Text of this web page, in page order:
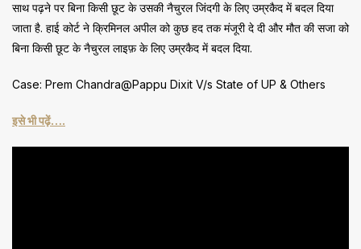
साथ पढ़ने पर बिना किसी छूट के उसकी नैचुरल जिंदगी के लिए उम्रकैद में बदल दिया
जाता है. हाई कोर्ट ने क्रिमिनल अपील को कुछ हद तक मंजूरी दे दी और मौत की सजा को
बिना किसी छूट के नैचुरल लाइफ़ के लिए उम्रकैद में बदल दिया.
Case: Prem Chandra@Pappu Dixit V/s State of UP & Others
इसे भी पढ़ें….